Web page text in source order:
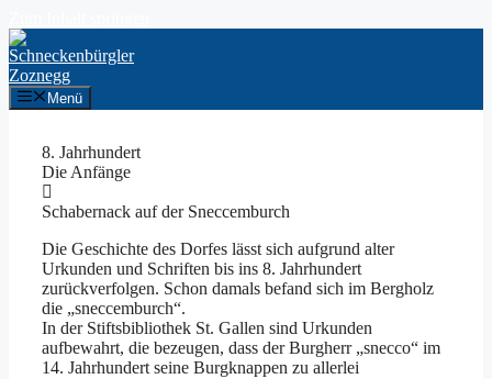
Menü
8. Jahrhundert
Die Anfänge
Schabernack auf der Sneccemburch
Die Geschichte des Dorfes lässt sich aufgrund alter
Urkunden und Schriften bis ins 8. Jahrhundert
zurückverfolgen. Schon damals befand sich im Bergholz
die „sneccemburch“.
In der Stiftsbibliothek St. Gallen sind Urkunden
aufbewahrt, die bezeugen, dass der Burgherr „snecco“ im
14. Jahrhundert seine Burgknappen zu allerlei